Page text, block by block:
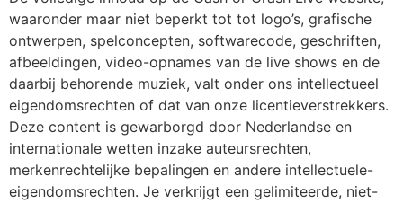
waaronder maar niet beperkt tot tot logo’s, grafische
ontwerpen, spelconcepten, softwarecode, geschriften,
afbeeldingen, video-opnames van de live shows en de
daarbij behorende muziek, valt onder ons intellectueel
eigendomsrechten of dat van onze licentieverstrekkers.
Deze content is gewarborgd door Nederlandse en
internationale wetten inzake auteursrechten,
merkenrechtelijke bepalingen en andere intellectuele-
eigendomsrechten. Je verkrijgt een gelimiteerde, niet-